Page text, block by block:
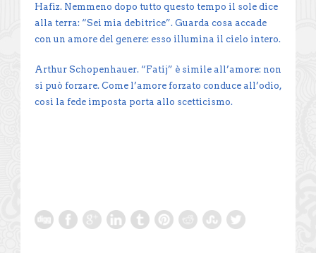
Hafiz. Nemmeno dopo tutto questo tempo il sole dice
alla terra: “Sei mia debitrice”. Guarda cosa accade
con un amore del genere: esso illumina il cielo intero.
Arthur Schopenhauer. “Fatij” è simile all’amore: non
si può forzare. Come l’amore forzato conduce all’odio,
così la fede imposta porta allo scetticismo.